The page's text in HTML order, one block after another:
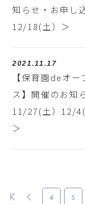
知らせ・お申し
12/18(土）＞
2021.11.17
【保育園deオ
ス】開催のお知
11/27(土）12/
＞
最初 前 4 5